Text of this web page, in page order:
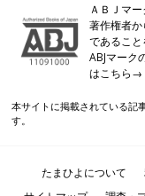
ＡＢＪマ
著作権者
であるこ
ABJマーク
はこち
本サイトに掲載されている記
す。
たまひよについて